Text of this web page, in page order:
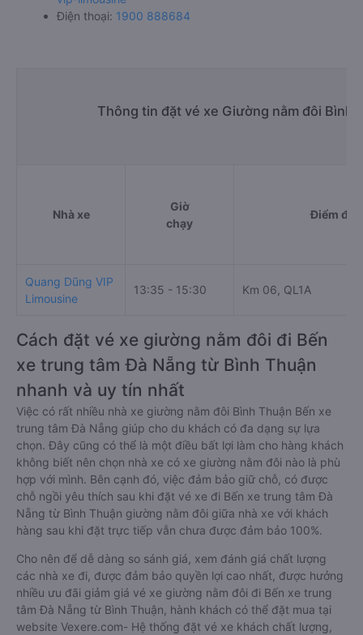
Điện thoại: 1900 888684
Thông tin đặt vé xe Giường nằm đôi Bình
Nhà xe
Giờ
chạy
Điểm đi
Quang Dũng VIP
Limousine
13:35 - 15:30 Km 06, QL1A
Cách đặt vé xe giường nằm đôi đi Bến
xe trung tâm Đà Nẵng từ Bình Thuận
nhanh và uy tín nhất
Việc có rất nhiều nhà xe giường nằm đôi Bình Thuận Bến xe
trung tâm Đà Nẵng giúp cho du khách có đa dạng sự lựa
chọn. Đây cũng có thể là một điều bất lợi làm cho hàng khách
không biết nên chọn nhà xe có xe giường nằm đôi nào là phù
hợp với mình. Bên cạnh đó, việc đảm bảo giữ chỗ, có được
chỗ ngồi yêu thích sau khi đặt vé xe đi Bến xe trung tâm Đà
Nẵng từ Bình Thuận giường nằm đôi giữa nhà xe với khách
hàng sau khi đặt trực tiếp vẫn chưa được đảm bảo 100%.
Cho nên để dễ dàng so sánh giá, xem đánh giá chất lượng
các nhà xe đi, được đảm bảo quyền lợi cao nhất, được hưởng
nhiều ưu đãi giảm giá vé xe giường nằm đôi đi Bến xe trung
tâm Đà Nẵng từ Bình Thuận, hành khách có thể đặt mua tại
website Vexere.com- Hệ thống đặt vé xe khách chất lượng,